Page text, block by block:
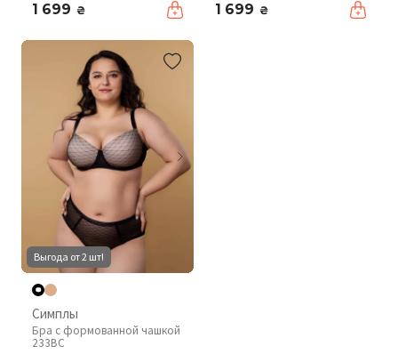
1 699 ₴ 1 699 ₴
Выгода от 2 шт!
Симплы
Бра с формованной чашкой
233BC